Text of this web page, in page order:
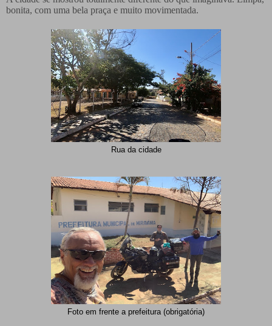
bonita, com uma bela praça e muito movimentada.
Rua da cidade
Foto em frente a prefeitura (obrigatória)